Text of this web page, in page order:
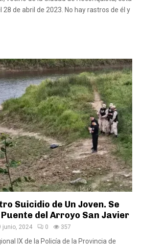
de abril de 2023. No hay rastros de él y
Suicidio de Un Joven. Se
del Arroyo San Javier
junio, 2024 0 357
IX de la Policía de la Provincia de